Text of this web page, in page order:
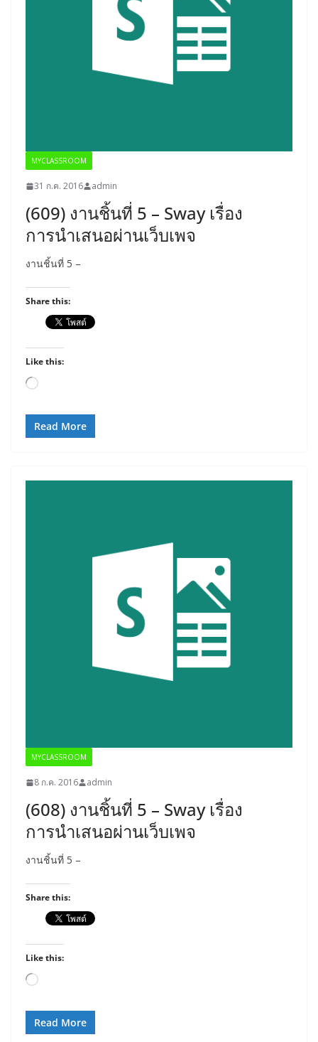
MYCLASSROOM
31 ก.ค. 2016 admin
(609) งานชิ้นที่ 5 – Sway เรื่อง
การนำเสนอผ่านเว็บเพจ
งานชิ้นที่ 5 –
Share this:
Like this:
Loading…
Read More
MYCLASSROOM
8 ก.ค. 2016 admin
(608) งานชิ้นที่ 5 – Sway เรื่อง
การนำเสนอผ่านเว็บเพจ
งานชิ้นที่ 5 –
Share this:
Like this:
Loading…
Read More